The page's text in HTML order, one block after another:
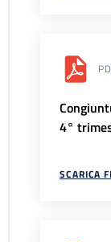
4°
SCARICA